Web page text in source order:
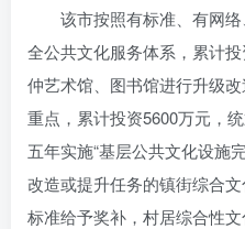
该市按照有标准、有网
全公共文化服务体系，累计
仲艺术馆、图书馆进行升级
重点，累计投资5600万元，
五年实施“基层公共文化设施
改造或提升任务的镇街综合
标准给予奖补，村居综合性